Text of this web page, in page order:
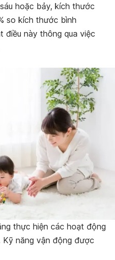
hoặc bảy, kích thước
so kích thước bình
điều này thông qua việc
thực hiện các hoạt động
năng vận động được